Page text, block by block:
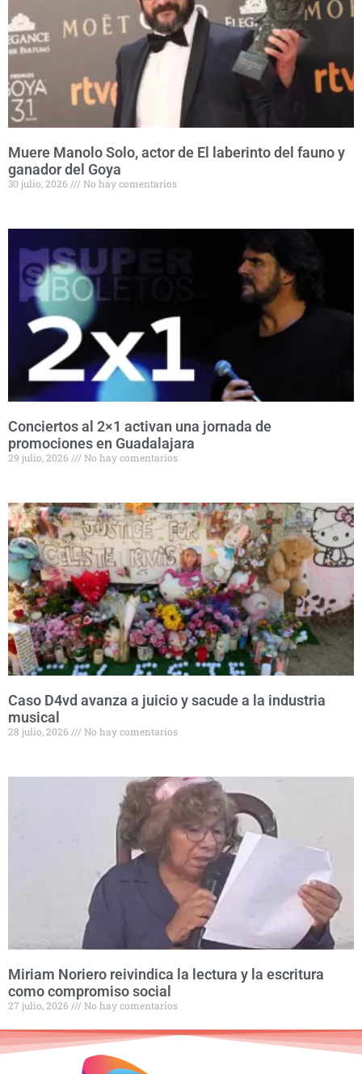
Muere Manolo Solo, actor de El laberinto del fauno y
ganador del Goya
30 julio, 2026 No hay comentarios
Conciertos al 2×1 activan una jornada de
promociones en Guadalajara
29 julio, 2026 No hay comentarios
Caso D4vd avanza a juicio y sacude a la industria
musical
28 julio, 2026 No hay comentarios
Miriam Noriero reivindica la lectura y la escritura
como compromiso social
27 julio, 2026 No hay comentarios